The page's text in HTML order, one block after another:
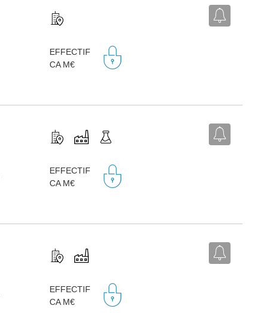
EFFECTIF
CA M€
EFFECTIF
CA M€
EFFECTIF
CA M€